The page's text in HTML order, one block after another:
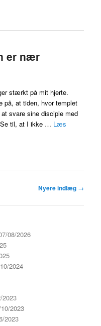
er nær
stærkt på mit hjerte.
på, at tiden, hvor templet
svare sine disciple med
til, at I ikke … Læs
Nyere indlæg →
08/2026
2024
2023
2023
2023